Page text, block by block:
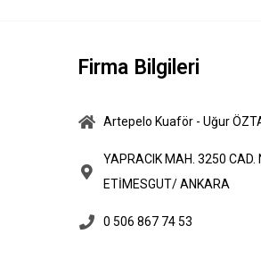
Firma Bilgileri
Artepelo Kuaför - Uğur
YAPRACIK MAH. 3250 CAD.
ETİMESGUT/ ANKARA
0 506 867 74 53